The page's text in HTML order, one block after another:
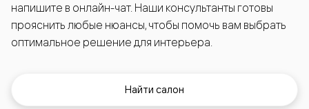
напишите в онлайн-чат. Наши консультанты готовы
прояснить любые нюансы, чтобы помочь вам выбрать
оптимальное решение для интерьера.
Найти салон